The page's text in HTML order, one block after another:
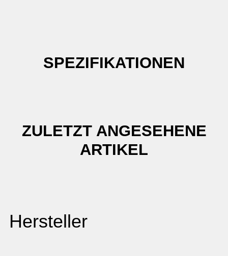
SPEZIFIKATIONEN
ZULETZT ANGESEHENE
ARTIKEL
Hersteller